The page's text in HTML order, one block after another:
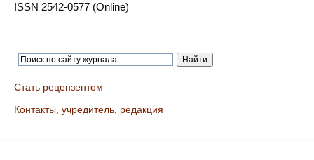
ISSN 2542-0577 (Online)
Стать рецензентом
Контакты, учредитель, редакция